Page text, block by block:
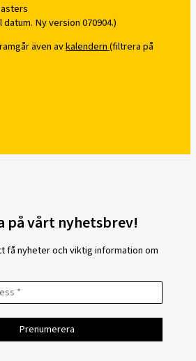
Ny version 070904.)
även avkalendern(filtrera på
på vårt nyhetsbrev!
få nyheter och viktig information om